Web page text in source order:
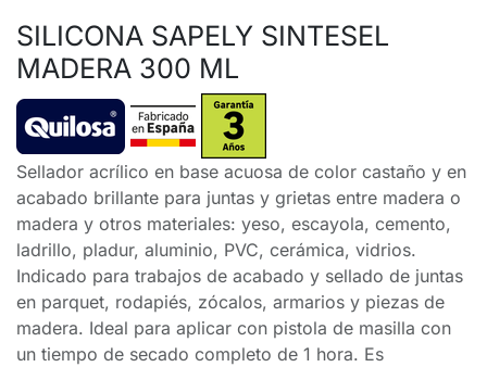
SILICONA SAPELY SINTESEL
MADERA 300 ML
Sellador acrílico en base acuosa de color castaño y en
acabado brillante para juntas y grietas entre madera o
madera y otros materiales: yeso, escayola, cemento,
ladrillo, pladur, aluminio, PVC, cerámica, vidrios.
Indicado para trabajos de acabado y sellado de juntas
en parquet, rodapiés, zócalos, armarios y piezas de
madera. Ideal para aplicar con pistola de masilla con
un tiempo de secado completo de 1 hora. Es